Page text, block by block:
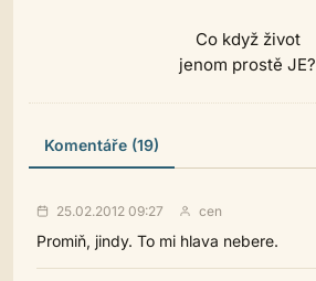
Co když život
jenom prostě JE?
Komentáře (19)
25.02.2012 09:27 cen
Promiň, jindy. To mi hlava nebere.